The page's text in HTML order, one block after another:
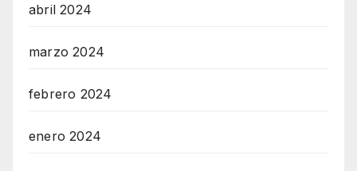
abril 2024
marzo 2024
febrero 2024
enero 2024